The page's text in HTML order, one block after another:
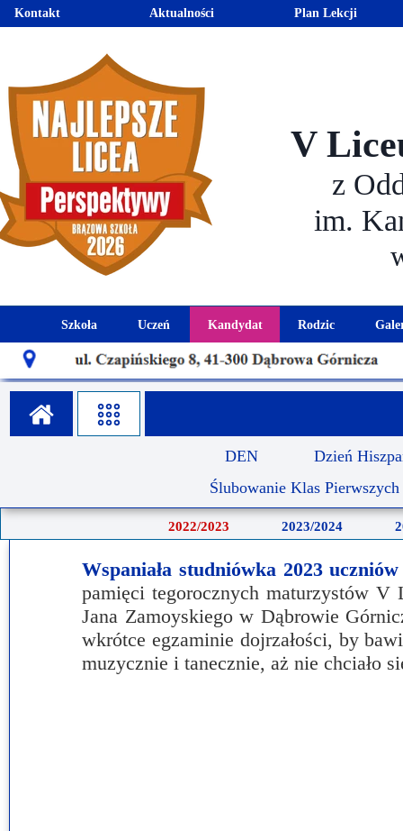
Ślubowanie Klas Pierwszych
Dzień
DEN
2022/2023 2023/2024
Wspaniała studniówka 2023
pamięci tegorocznych maturzystów V
Jana Zamoyskiego w Dąbrowie
wkrótce egzaminie dojrzałości, by
muzycznie i tanecznie, aż nie chciało
Rodzic
Harmonogram
Rada
Szkoła
Historia szkoły
Patron szkoły
Misja szkoły
Rada Szkoły
Sukcesy
Edukator roku
Ambasador Zamoyskiego
Biblioteka szkolna
Uczeń
Kalendarz roku szkolnego
Wymagania edukacyjne
Samorząd Szkolny
Wykaz podręczników
Projekty edukacyjne
Rzecznik Praw Ucznia
mLegitymacja
Kandydat
Aktualności dla
Oferta edukacyjna
Regulamin rekrutacji
Dlaczego Zamoyski?
System rekrutacji
V
z
im.
Plan Lekcji
Aktualności
Kontakt